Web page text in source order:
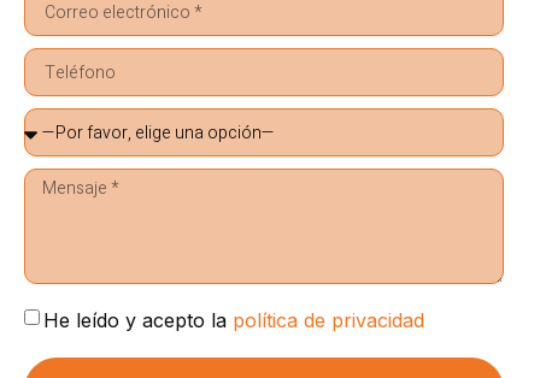
He leído y acepto la política de privacidad